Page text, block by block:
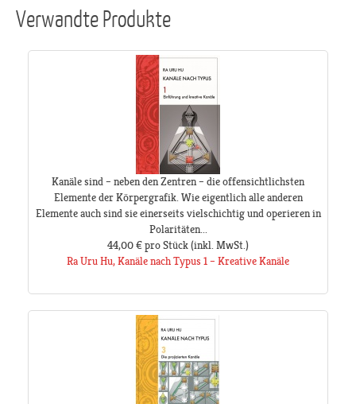
Verwandte Produkte
Kanäle sind – neben den Zentren – die offensichtlichsten
Elemente der Körpergrafik. Wie eigentlich alle anderen
Elemente auch sind sie einerseits vielschichtig und operieren in
Polaritäten...
44,00 €pro Stück(inkl. MwSt.)
Ra Uru Hu, Kanäle nach Typus 1 – Kreative Kanäle